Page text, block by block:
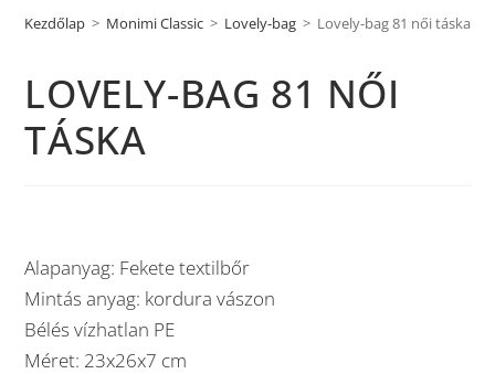
Kezdőlap > Monimi Classic > Lovely-bag > Lovely-bag 81 női táska
LOVELY-BAG 81 NŐI
TÁSKA
Alapanyag: Fekete textilbőr
Mintás anyag: kordura vászon
Bélés vízhatlan PE
Méret: 23x26x7 cm